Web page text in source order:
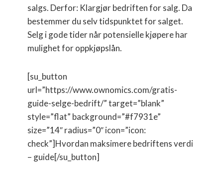
salgs. Derfor: Klargjør bedriften for salg. Da
bestemmer du selv tidspunktet for salget.
Selg i gode tider når potensielle kjøpere har
mulighet for oppkjøpslån.
[su_button
url=”https://www.ownomics.com/gratis-
guide-selge-bedrift/” target=”blank”
style=”flat” background=”#f7931e”
size=”14″ radius=”0″ icon=”icon:
check”]Hvordan maksimere bedriftens verdi
– guide[/su_button]